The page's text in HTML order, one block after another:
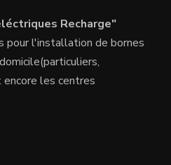
Recharge"
pour l'installation de bornes
les centres